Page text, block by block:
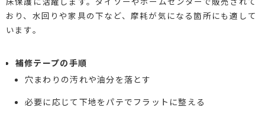
おり、水回りや家具の下など、摩耗が気になる箇所にも適して
います。
補修テープの手順
穴まわりの汚れや油分を落とす
必要に応じて下地をパテでフラットに整える